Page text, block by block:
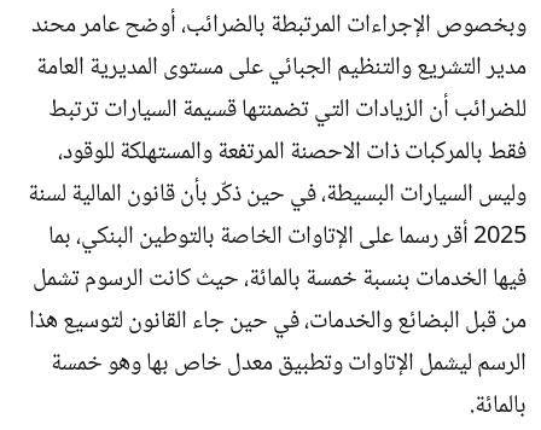
وبخصوص الإجراءات المرتبطة بالضرائب، أوضح عامر محند
مدير التشريع والتنظيم الجبائي على مستوى المديرية العامة
للضرائب أن الزيادات التي تضمنتها قسيمة السيارات ترتبط
فقط بالمركبات ذات الاحصنة المرتفعة والمستهلكة للوقود،
وليس السيارات البسيطة، في حين ذكّر بأن قانون المالية لسنة
2025 أقر رسما على الإتاوات الخاصة بالتوطين البنكي، بما
فيها الخدمات بنسبة خمسة بالمائة، حيث كانت الرسوم تشمل
من قبل البضائع والخدمات، في حين جاء القانون لتوسيع هذا
الرسم ليشمل الإتاوات وتطبيق معدل خاص بها وهو خمسة
بالمائة.